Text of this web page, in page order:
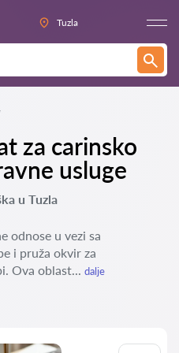
Tuzla
za carinsko
usluge
u Tuzla
odnose u vezi sa
i pruža okvir za
Ova oblast... dalje